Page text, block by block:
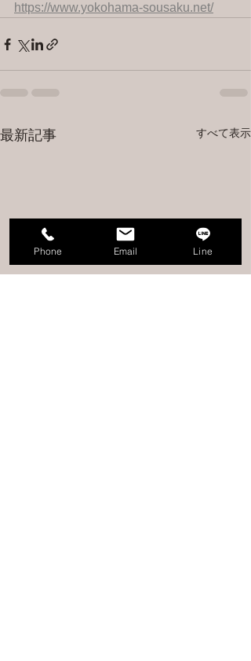
https://www.yokohama-sousaku.net/
最新記事 すべて表示
Phone Email Line